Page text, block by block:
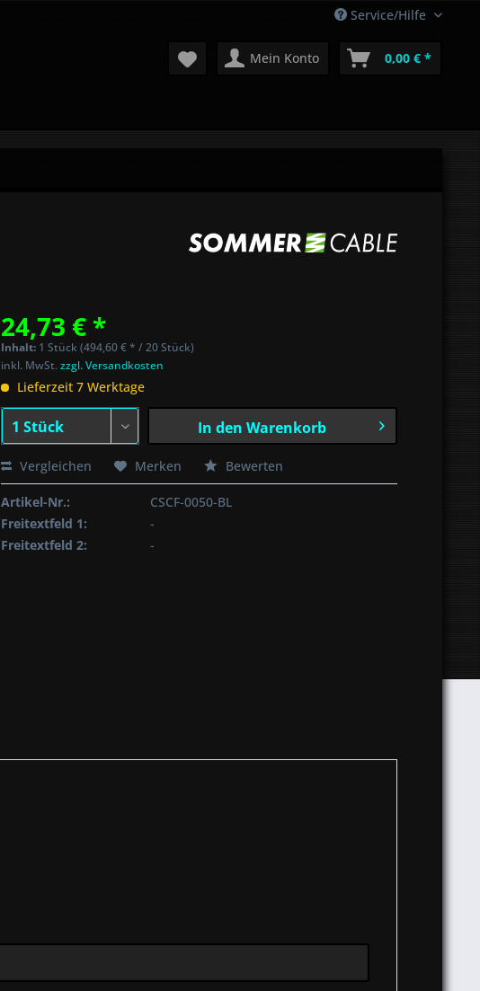
Service/Hilfe
Mein Konto 0,00 € *
24,73 € *
Inhalt: 1 Stück (494,60 € * / 20 Stück)
inkl. MwSt.zzgl. Versandkosten
Lieferzeit 7 Werktage
In den Warenkorb
Vergleichen Merken Bewerten
Artikel-Nr.:
CSCF-0050-BL
Freitextfeld 1:
-
Freitextfeld 2:
-